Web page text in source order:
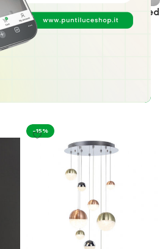
ALFIERE Lampadario 8 Luci Led
(E14) 74 cm In Vetro
disponibile in due colori
-15%